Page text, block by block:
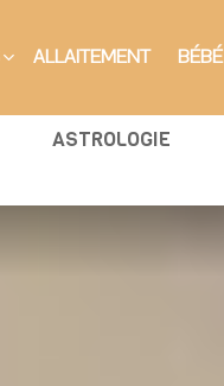
ALLAITEMENT BÉBÉ
ASTROLOGIE